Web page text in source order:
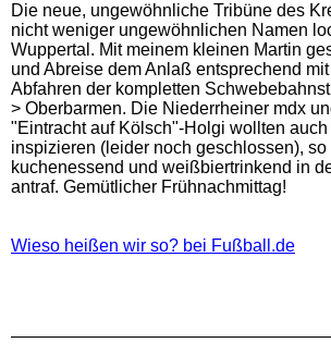
Die neue, ungewöhnliche Tribüne des
nicht weniger ungewöhnlichen Namen
Wuppertal. Mit meinem kleinen Martin
und Abreise dem Anlaß entsprechend
Abfahren der kompletten
> Oberbarmen. Die Niederrheiner mdx
"Eintracht auf Kölsch"-Holgi wollten
inspizieren (leider noch geschlossen),
kuchenessend und weißbiertrinkend in
antraf. Gemütlicher Frühnachmittag!
Wieso heißen wir so? bei Fußball.de